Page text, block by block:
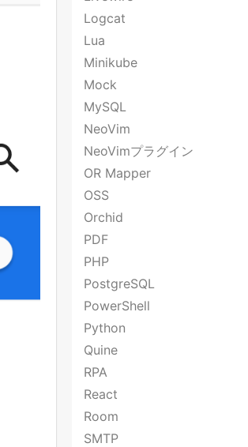
Logcat
Lua
Minikube
Mock
MySQL
NeoVim
NeoVimプラグイン
OR Mapper
OSS
Orchid
PDF
PHP
PostgreSQL
PowerShell
Python
Quine
RPA
React
Room
SMTP